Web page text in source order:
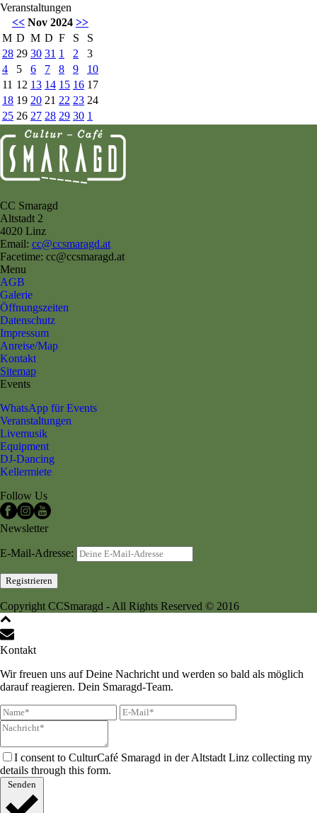
Veranstaltungen
<< Nov 2024 >>
M D M D F S
S
28 29 30 31 1 2
3
4
5 6 7 8 9
10
11 12 13 14 15 16 17
18 19 20 21 22 23 24
25 26 27 28 29 30 1
CC Smaragd
Altstadt 2
4020 Linz
Email: cc@ccsmaragd.at
Facetime: cc@ccsmaragd.at
Menu
AGB
Galerie
Öffnungszeiten
Datenschutz
Impressum
Anreise/Map
Kontakt
Sitemap
Events
WhatsApp für Events
Veranstaltungen
Livemusik
Equipment
DJ-Dancing
Kellermiete
Follow Us
Newsletter
E-Mail-Adresse:
Copyright CCSmaragd - All Rights Reserved © 2016
Kontakt
Wir freuen uns auf Deine Nachricht und werden so bald als möglich
darauf reagieren. Dein Smaragd-Team.
I consent to CulturCafé Smaragd in der Altstadt Linz collecting my
details through this form.
Senden